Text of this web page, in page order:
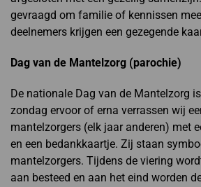
gevraagd om familie of kennissen
deelnemers krijgen een gezegende
Dag van de Mantelzorg (parochie)
De nationale Dag van de Mantelzorg
zondag ervoor of erna verrassen wij
mantelzorgers (elk jaar anderen) met
en een bedankkaartje. Zij staan
mantelzorgers. Tijdens de viering
aan besteed en aan het eind worden